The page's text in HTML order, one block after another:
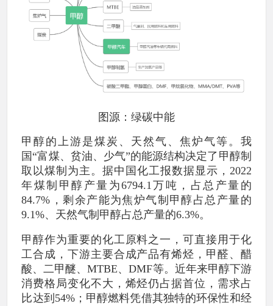
图源：绿碳中能
甲醇的上游是煤炭、天然气、焦炉气等。我
国“富煤、贫油、少气”的能源结构决定了甲醇制
取以煤制为主。据中国化工报数据显示，2022
年煤制甲醇产量为6794.1万吨，占总产量的
84.7%，剩余产能为焦炉气制甲醇占总产量的
9.1%、天然气制甲醇占总产量的6.3%。
甲醇作为重要的化工原料之一，可直接用于化
工合成，下游主要合成产品有烯烃，甲醛、醋
酸、二甲醚、MTBE、DMF等。近年来甲醇下游
消费格局变化不大，烯烃仍占据首位，需求占
比达到54%；甲醇燃料凭借其独特的环保性和经